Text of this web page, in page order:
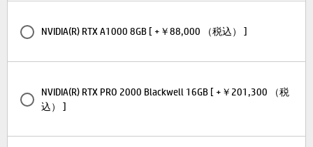
NVIDIA(R) RTX A1000 8GB [ +￥88,000 （税込） ]
NVIDIA(R) RTX PRO 2000 Blackwell 16GB [ +￥201,300 （税
込） ]